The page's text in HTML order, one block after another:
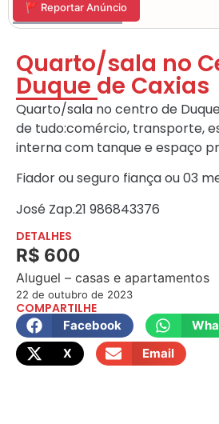
🚩 Reportar Anúncio
Quarto/sala no
Duque de Caxias
Quarto/sala no centro de
de tudo:comércio, transporte,
interna com tanque e espaço
Fiador ou seguro fiança ou 03
José Zap.21 986843376
DETALHES
R$ 600
Aluguel – casas e apartamentos
22 de outubro de 2023
COMPARTILHE
Facebook
X
Email